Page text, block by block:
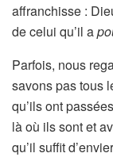
affranchisse :
de celui qu’il a
Parfois, nous
savons pas tous
qu’ils ont
là où ils sont et
qu’il suffit